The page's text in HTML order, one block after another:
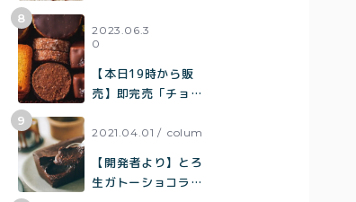
て焼くだけで作れる
生チョコみたいなク
ッキー「濃厚チョコ
クッキー」の作り方
2023.06.3
0
【本日19時から販
売】即完売「チョコ
の再販売／北海道産
ーが美味しいクッキ
ー缶」
2021.04.01 colum
【開発者より】とろ
生ガトーショコラに